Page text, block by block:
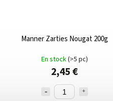
Manner Zarties Nougat 200g
En stock(>5 pc)
2,45 €